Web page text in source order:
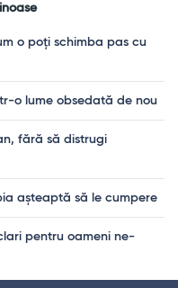
o poți schimba pas cu
o lume obsedată de nou
fără să distrugi
așteaptă să le cumpere
pentru oameni ne-